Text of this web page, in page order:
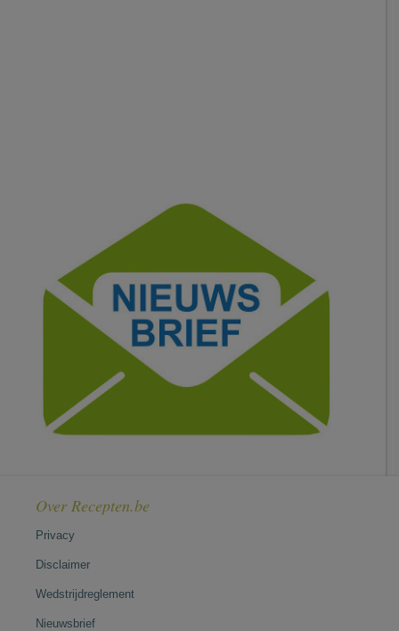
Over Recepten.be
Privacy
Disclaimer
Wedstrijdreglement
Nieuwsbrief